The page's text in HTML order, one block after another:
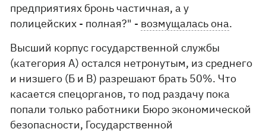
предприятиях бронь частичная, а у
полицейских - полная?" - возмущалась она.
Высший корпус государственной службы
(категория А) остался нетронутым, из среднего
и низшего (Б и В) разрешают брать 50%. Что
касается спецорганов, то под раздачу пока
попали только работники Бюро экономической
безопасности, Государственной